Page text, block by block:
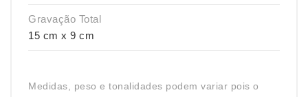
Gravação Total
15 cm x 9 cm
Medidas, peso e tonalidades podem variar pois o